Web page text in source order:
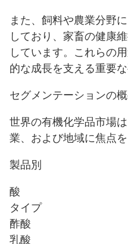
また、飼料や農業分野
しており、家畜の健康
しています。これらの
的な成長を支える重要
セグメンテーションの
世界の有機化学品市場
業、および地域に焦点
製品別
酸
タイプ
酢酸
乳酸